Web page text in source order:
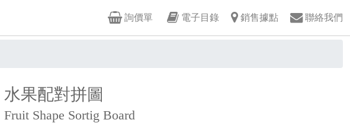
詢價單 電子目錄 銷售據點 聯絡我們
水果配對拼圖
Fruit Shape Sortig Board